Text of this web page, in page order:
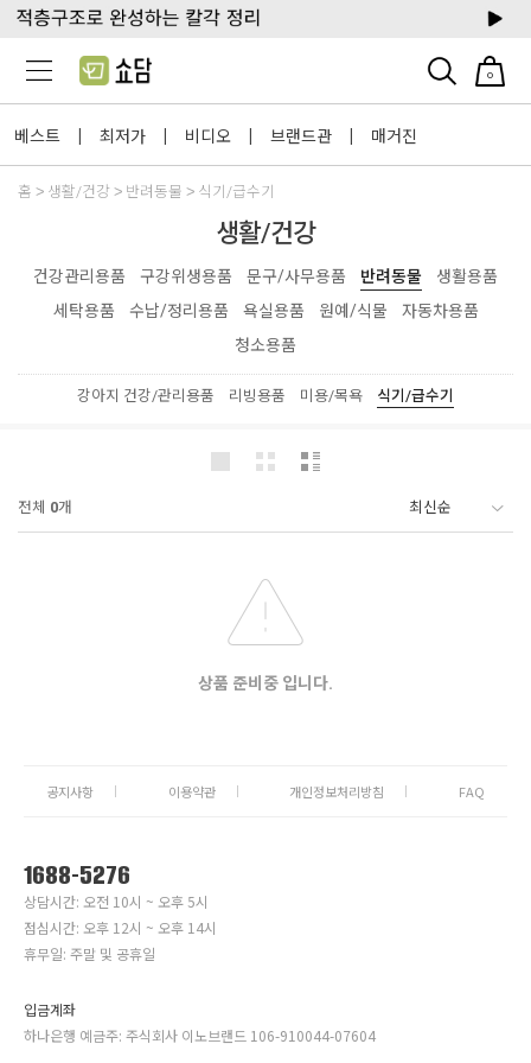
0
베스트 | 최저가 | 비디오 | 브랜드관 | 매거진
홈 생활/건강 반려동물 식기/급수기
생활/건강
건강관리용품 구강위생용품 문구/사무용품 반려동물
생활용품
세탁용품
수납/정리용품 욕실용품 원예/식물
자동차용품
청소용품
강아지 건강/관리용품 리빙용품 미용/목욕 식기/급수기
전체 0개
상품 준비중 입니다.
공지사항 이용약관 개인정보처리방침 FAQ
1688-5276
상담시간: 오전 10시 ~ 오후 5시
점심시간: 오후 12시 ~ 오후 14시
휴무일: 주말 및 공휴일
입금계좌
하나은행 예금주: 주식회사 이노브랜드 106-910044-07604